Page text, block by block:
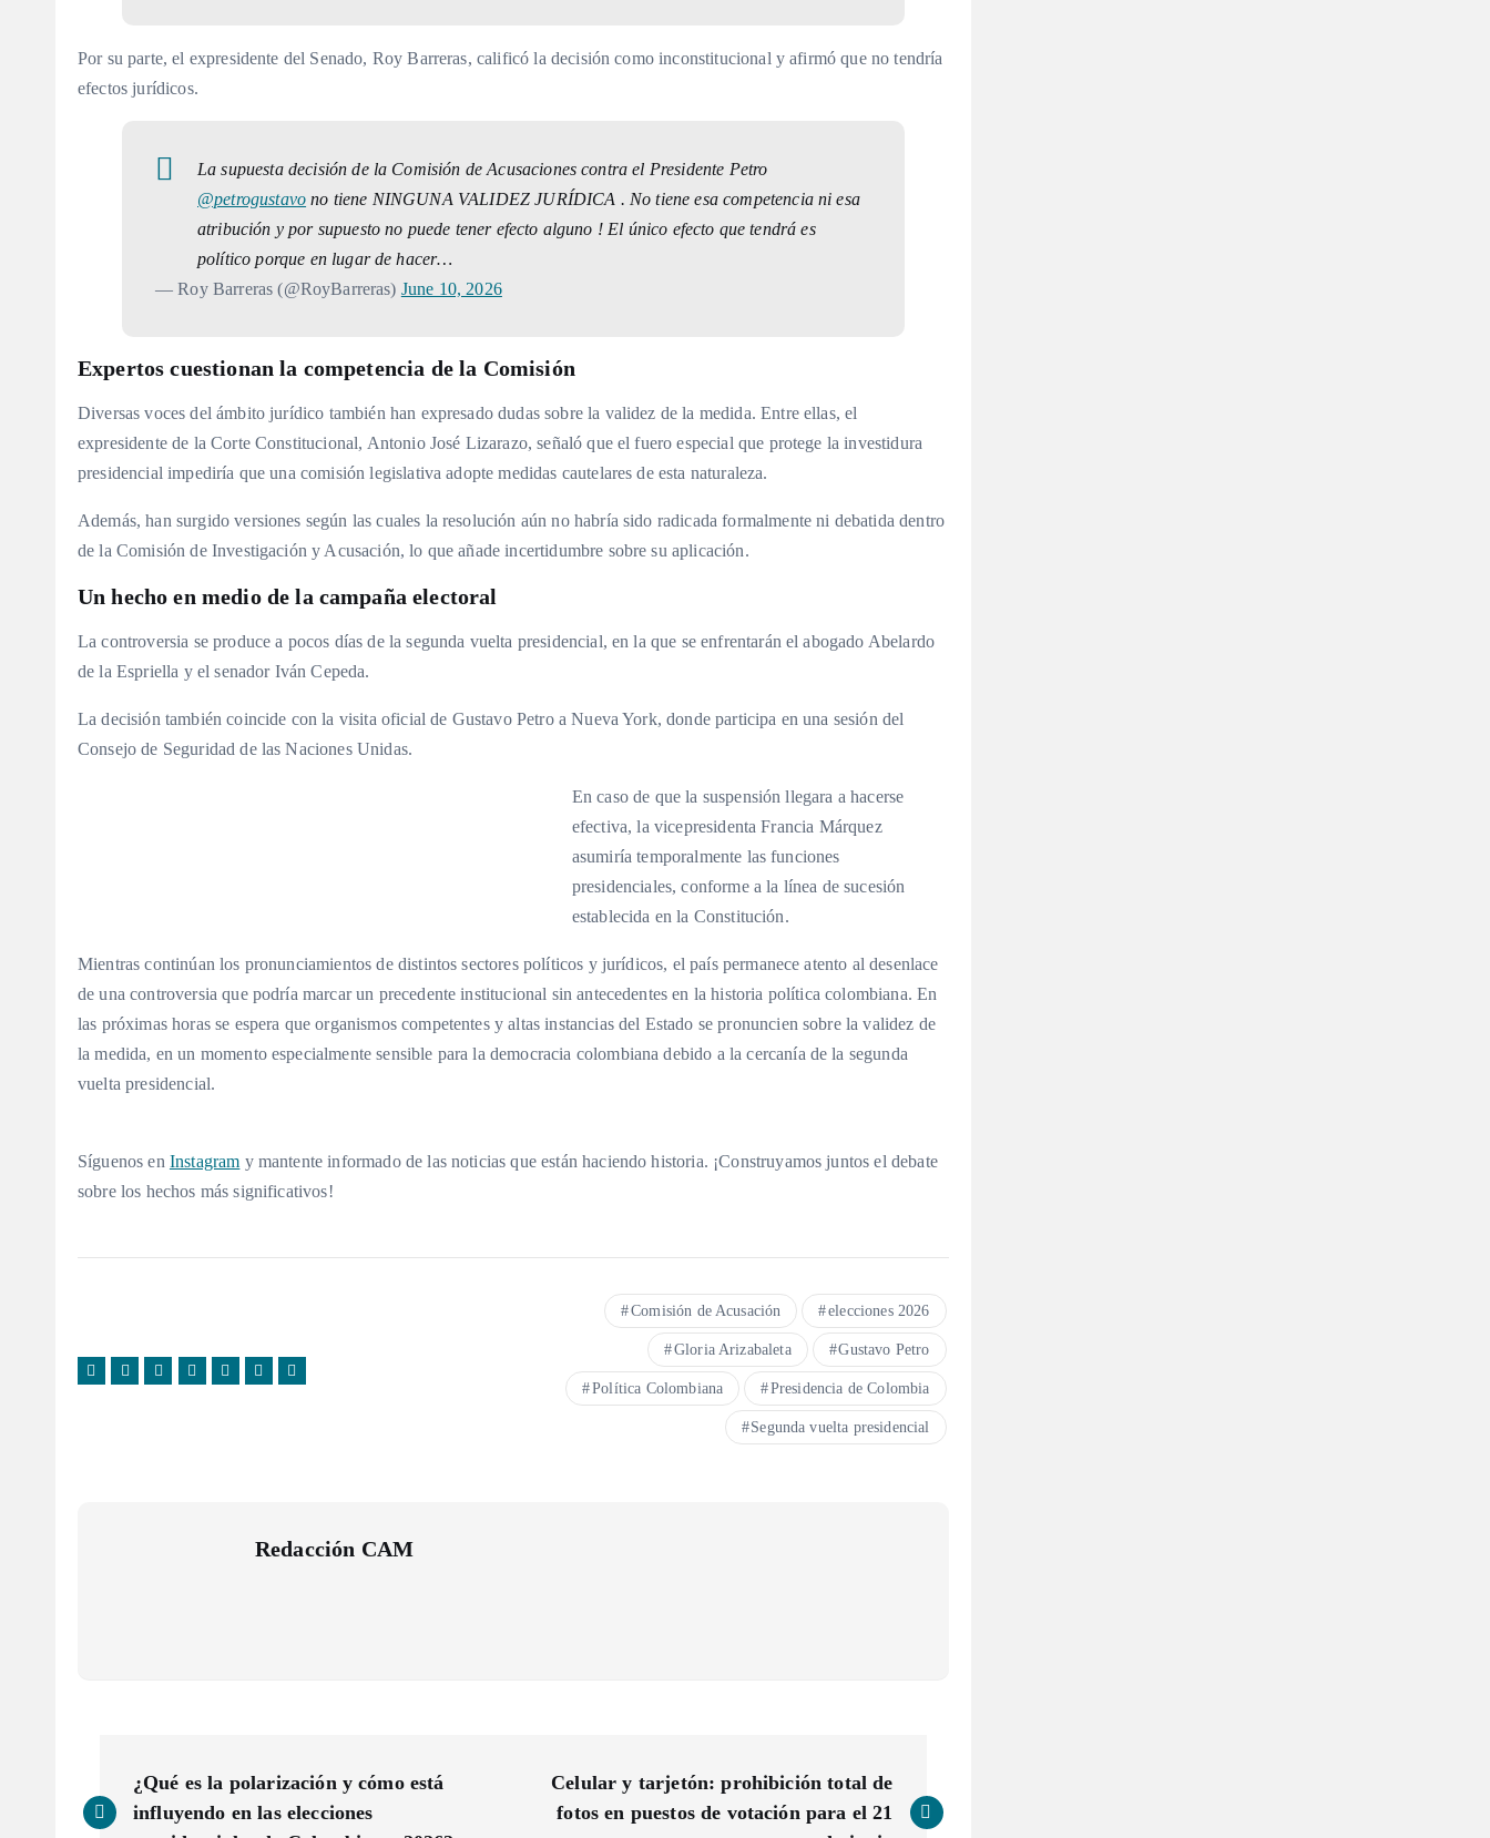
Por su parte, el expresidente del Senado, Roy Barreras, calificó la decisión como inconstitucional y afirmó que no tendría
efectos jurídicos.
La supuesta decisión de la Comisión de Acusaciones contra el Presidente Petro
@petrogustavo no tiene NINGUNA VALIDEZ JURÍDICA . No tiene esa competencia ni esa
atribución y por supuesto no puede tener efecto alguno ! El único efecto que tendrá es
político porque en lugar de hacer…
— Roy Barreras (@RoyBarreras) June 10, 2026
Expertos cuestionan la competencia de la Comisión
Diversas voces del ámbito jurídico también han expresado dudas sobre la validez de la medida. Entre ellas, el
expresidente de la Corte Constitucional, Antonio José Lizarazo, señaló que el fuero especial que protege la investidura
presidencial impediría que una comisión legislativa adopte medidas cautelares de esta naturaleza.
Además, han surgido versiones según las cuales la resolución aún no habría sido radicada formalmente ni debatida dentro
de la Comisión de Investigación y Acusación, lo que añade incertidumbre sobre su aplicación.
Un hecho en medio de la campaña electoral
La controversia se produce a pocos días de la segunda vuelta presidencial, en la que se enfrentarán el abogado Abelardo
de la Espriella y el senador Iván Cepeda.
La decisión también coincide con la visita oficial de Gustavo Petro a Nueva York, donde participa en una sesión del
Consejo de Seguridad de las Naciones Unidas.
En caso de que la suspensión llegara a hacerse
efectiva, la vicepresidenta Francia Márquez
asumiría temporalmente las funciones
presidenciales, conforme a la línea de sucesión
establecida en la Constitución.
Mientras continúan los pronunciamientos de distintos sectores políticos y jurídicos, el país permanece atento al desenlace
de una controversia que podría marcar un precedente institucional sin antecedentes en la historia política colombiana. En
las próximas horas se espera que organismos competentes y altas instancias del Estado se pronuncien sobre la validez de
la medida, en un momento especialmente sensible para la democracia colombiana debido a la cercanía de la segunda
vuelta presidencial.
Síguenos en Instagram y mantente informado de las noticias que están haciendo historia. ¡Construyamos juntos el debate
sobre los hechos más significativos!
Comisión de Acusación elecciones 2026
Gloria Arizabaleta Gustavo Petro
Política Colombiana Presidencia de Colombia
Segunda vuelta presidencial
Redacción CAM
a
¿Qué es la polarización y cómo está
influyendo en las elecciones
Celular y tarjetón: prohibición total de
fotos en puestos de votación para el 21